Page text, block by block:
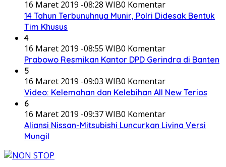
16 Maret 2019 -08:28 WIB0 Komentar
14 Tahun Terbunuhnya Munir, Polri Didesak Bentuk
Tim Khusus
4
16 Maret 2019 -08:55 WIB0 Komentar
Prabowo Resmikan Kantor DPD Gerindra di Banten
5
16 Maret 2019 -09:03 WIB0 Komentar
Video: Kelemahan dan Kelebihan All New Terios
6
16 Maret 2019 -09:37 WIB0 Komentar
Aliansi Nissan-Mitsubishi Luncurkan Livina Versi
Mungil